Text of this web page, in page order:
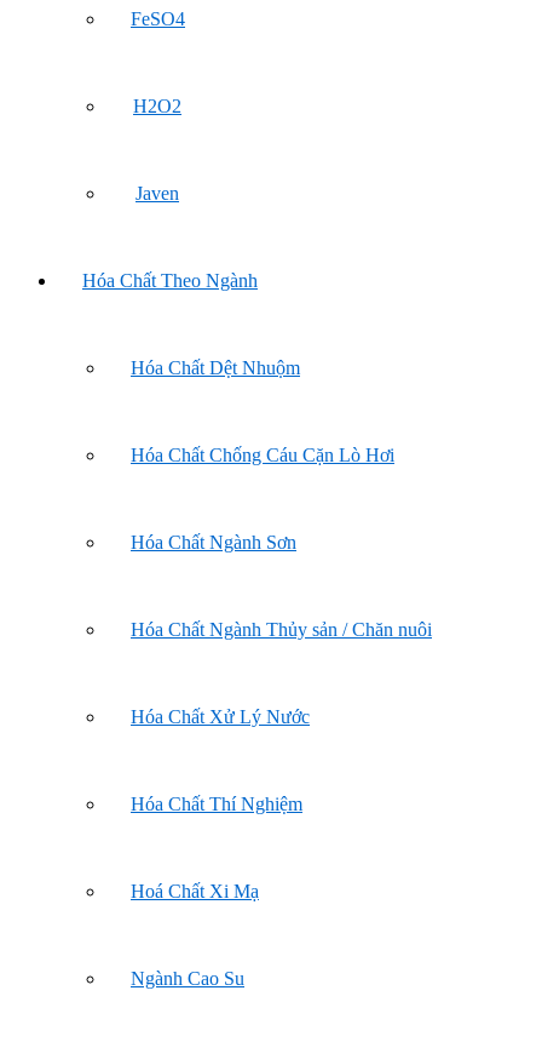
FeSO4
H2O2
Javen
Hóa Chất Theo Ngành
Hóa Chất Dệt Nhuộm
Hóa Chất Chống Cáu Cặn Lò Hơi
Hóa Chất Ngành Sơn
Hóa Chất Ngành Thủy sản / Chăn nuôi
Hóa Chất Xử Lý Nước
Hóa Chất Thí Nghiệm
Hoá Chất Xi Mạ
Ngành Cao Su